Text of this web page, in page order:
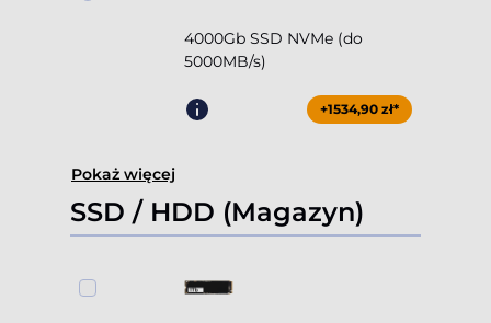
4000Gb SSD NVMe (do
5000MB/s)
+1534,90 zł*
Pokaż więcej
SSD / HDD (Magazyn)